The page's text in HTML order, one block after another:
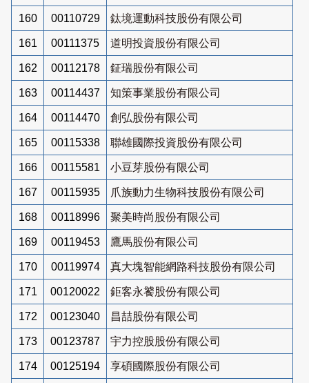
160 00110729 鈦境運動科技股份有限公司
161 00111375 道明投資股份有限公司
162 00112178 鉦瑞股份有限公司
163 00114437 知策事業股份有限公司
164 00114470 創弘股份有限公司
165 00115338 聯雄國際投資股份有限公司
166 00115581 小豆芽股份有限公司
167 00115935 爪族動力生物科技股份有限公司
168 00118996 聚美時尚股份有限公司
169 00119453 鷹馬股份有限公司
170 00119974 真大塊智能網路科技股份有限公司
171 00120022 鉅客永饕股份有限公司
172 00123040 昌喆股份有限公司
173 00123787 宇力控股股份有限公司
174 00125194 享碩國際股份有限公司